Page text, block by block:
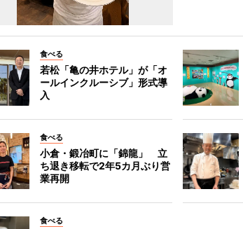
食べる
若松「亀の井ホテル」が「オ
ールインクルーシブ」形式導
入
食べる
小倉・鍛冶町に「錦龍」 立
ち退き移転で2年5カ月ぶり営
業再開
食べる